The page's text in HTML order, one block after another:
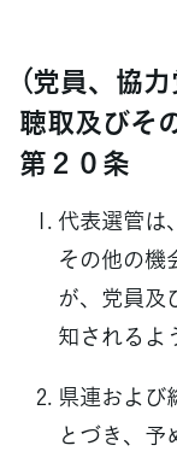
（党員、協
聴取及びそ
第２０条
代表選管は
その他の機
が、党員及
知されるよ
県連および
とづき、予